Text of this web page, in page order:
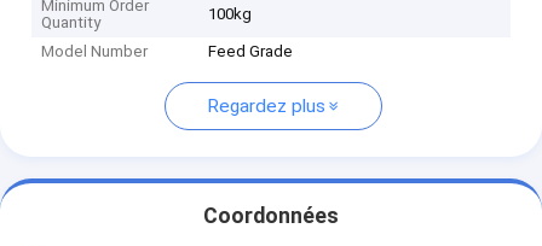
Minimum Order
Quantity
100kg
Model Number Feed Grade
Regardez plus
Coordonnées